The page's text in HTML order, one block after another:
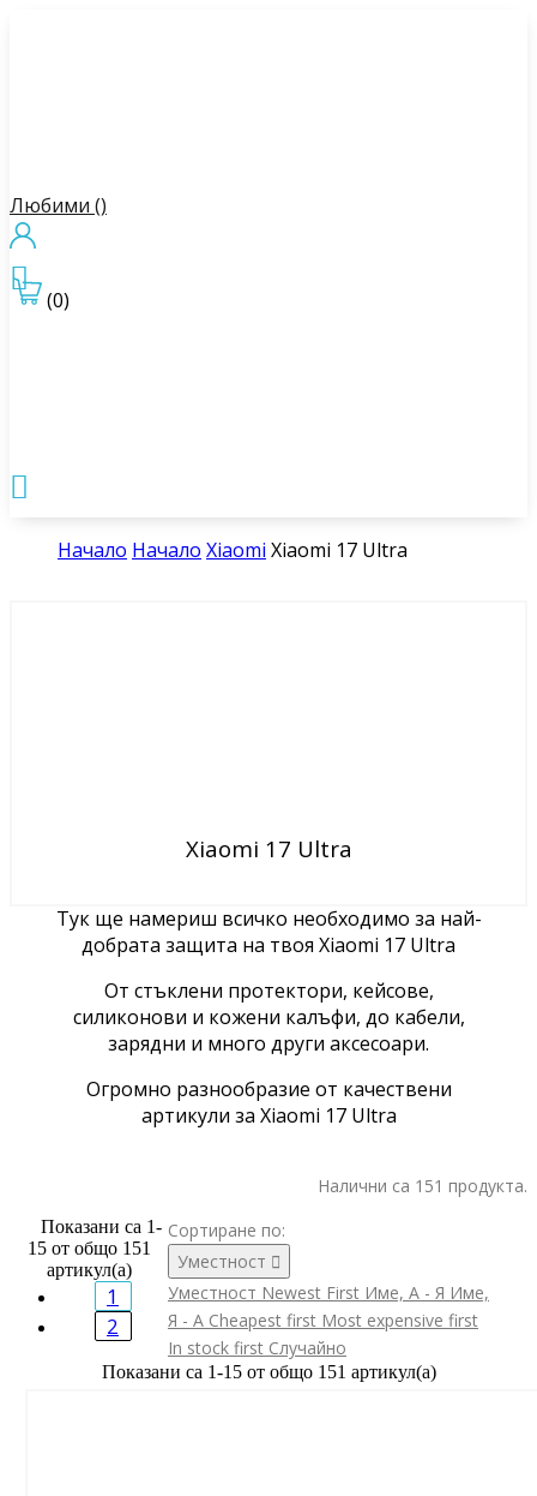
Любими ()
(0)


Начало Начало Xiaomi Xiaomi 17 Ultra
Xiaomi 17 Ultra
Тук ще намериш всичко необходимо за най-
добрата защита на твоя Xiaomi 17 Ultra
От стъклени протектори, кейсове,
силиконови и кожени калъфи, до кабели,
зарядни и много други аксесоари.
Огромно разнообразие от качествени
артикули за Xiaomi 17 Ultra
Налични са 151 продукта.
Сортиране по:
Уместност 
Уместност Newest First Име, А - Я Име,
Я - А Cheapest first Most expensive first
In stock first Случайно
Показани са 1-15 от общо 151 артикул(а)
Показани са 1-
15 от общо 151
артикул(а)
1
2